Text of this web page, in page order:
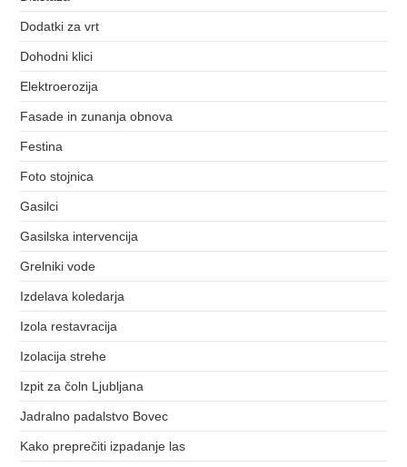
Dodatki za vrt
Dohodni klici
Elektroerozija
Fasade in zunanja obnova
Festina
Foto stojnica
Gasilci
Gasilska intervencija
Grelniki vode
Izdelava koledarja
Izola restavracija
Izolacija strehe
Izpit za čoln Ljubljana
Jadralno padalstvo Bovec
Kako preprečiti izpadanje las